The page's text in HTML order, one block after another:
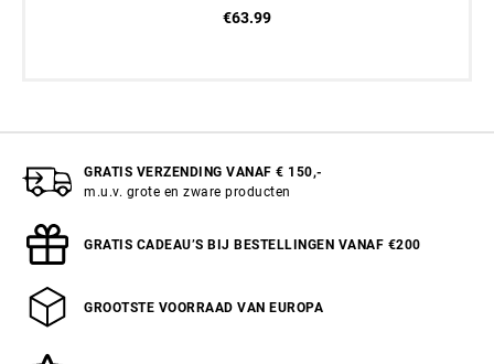
€63.99
GRATIS VERZENDING VANAF € 150,-
m.u.v. grote en zware producten
GRATIS CADEAU’S BIJ BESTELLINGEN VANAF €200
GROOTSTE VOORRAAD VAN EUROPA